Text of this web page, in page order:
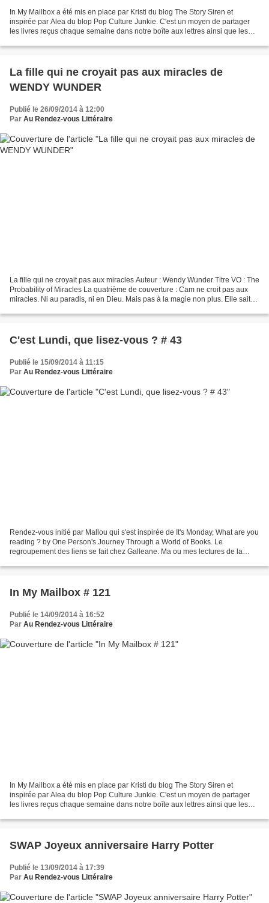
In My Mailbox a été mis en place par Kristi du blog The Story Siren et
inspirée par Alea du blop Pop Culture Junkie. C'est un moyen de partager
les livres reçus chaque semaine dans notre boîte aux lettres ainsi que les
La fille qui ne croyait pas aux miracles de
WENDY WUNDER
Publié le 26/09/2014 à 12:00
Par Au Rendez-vous Littéraire
La fille qui ne croyait pas aux miracles Auteur : Wendy Wunder Titre VO : The
Probability of Miracles La quatrième de couverture : Cam ne croit pas aux
miracles. Ni au paradis, ni en Dieu. Mais pas à la magie non plus. Elle sait
C'est Lundi, que lisez-vous ? # 43
Publié le 15/09/2014 à 11:15
Par Au Rendez-vous Littéraire
Rendez-vous initié par Mallou qui s'est inspirée de It's Monday, What are you
reading ? by One Person's Journey Through a World of Books. Le
regroupement des liens se fait chez Galleane. Ma ou mes lectures de la
In My Mailbox # 121
Publié le 14/09/2014 à 16:52
Par Au Rendez-vous Littéraire
In My Mailbox a été mis en place par Kristi du blog The Story Siren et
inspirée par Alea du blop Pop Culture Junkie. C'est un moyen de partager
les livres reçus chaque semaine dans notre boîte aux lettres ainsi que les
SWAP Joyeux anniversaire Harry Potter
Publié le 13/09/2014 à 17:39
Par Au Rendez-vous Littéraire